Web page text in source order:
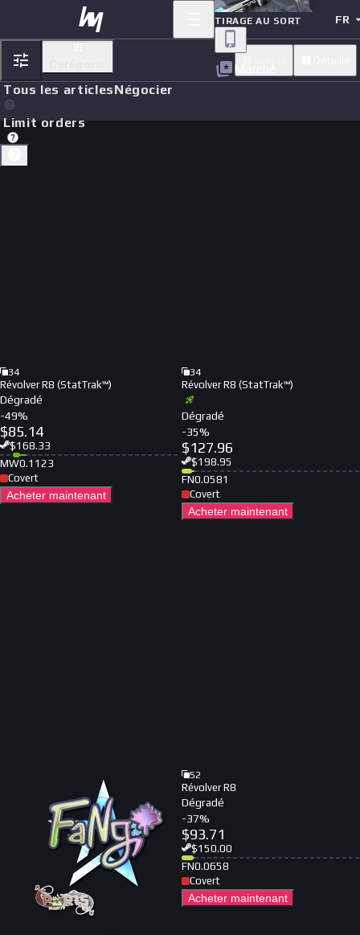
TIRAGE AU SORT
Marché
FR
Tous les articlesNégocier
Limit orders
34
Révolver R8 (StatTrak™)
Dégradé
-49%
$85.14
$168.33
MW0.1123
Covert
Acheter maintenant
34
Révolver R8 (StatTrak™)
Dégradé
-35%
$127.96
$198.95
FN0.0581
Covert
Acheter maintenant
52
Révolver R8
Dégradé
-37%
$93.71
$150.00
FN0.0658
Covert
Acheter maintenant